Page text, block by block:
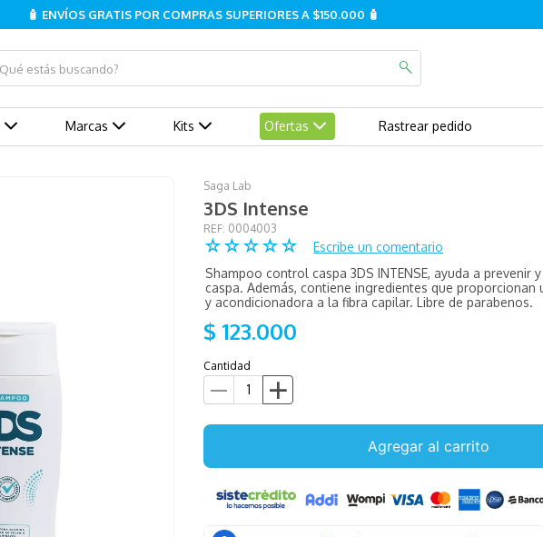
🧴 ENVÍOS GRATIS POR COMPRAS SUPERIORES A $150.000 🧴
estás buscando?
Marcas Kits Ofertas Rastrear pedido
Saga Lab
3DS Intense
: 0004003
☆☆☆☆☆
Escribe un comentario
Shampoo control caspa 3DS INTENSE, ayuda a prevenir
caspa. Además, contiene ingredientes que proporcionan
y acondicionadora a la fibra capilar. Libre de parabenos.
$ 123.000
Cantidad
Agregar al carrito